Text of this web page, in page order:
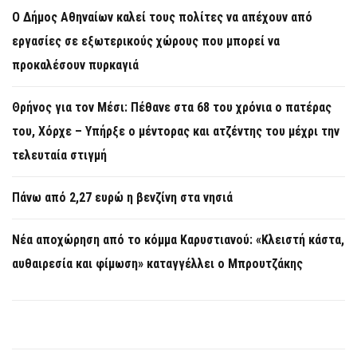
Ο Δήμος Αθηναίων καλεί τους πολίτες να απέχουν από
εργασίες σε εξωτερικούς χώρους που μπορεί να
προκαλέσουν πυρκαγιά
Θρήνος για τον Μέσι: Πέθανε στα 68 του χρόνια ο πατέρας
του, Χόρχε – Υπήρξε ο μέντορας και ατζέντης του μέχρι την
τελευταία στιγμή
Πάνω από 2,27 ευρώ η βενζίνη στα νησιά
Νέα αποχώρηση από το κόμμα Καρυστιανού: «Κλειστή κάστα,
αυθαιρεσία και φίμωση» καταγγέλλει ο Μπρουτζάκης